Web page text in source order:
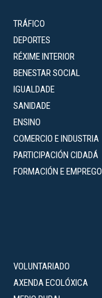
TRÁFICO
DEPORTES
RÉXIME INTERIOR
BENESTAR SOCIAL
IGUALDADE
SANIDADE
ENSINO
COMERCIO E INDUSTRIA
PARTICIPACIÓN CIDADÁ
FORMACIÓN E EMPREGO
VOLUNTARIADO
AXENDA ECOLÓXICA